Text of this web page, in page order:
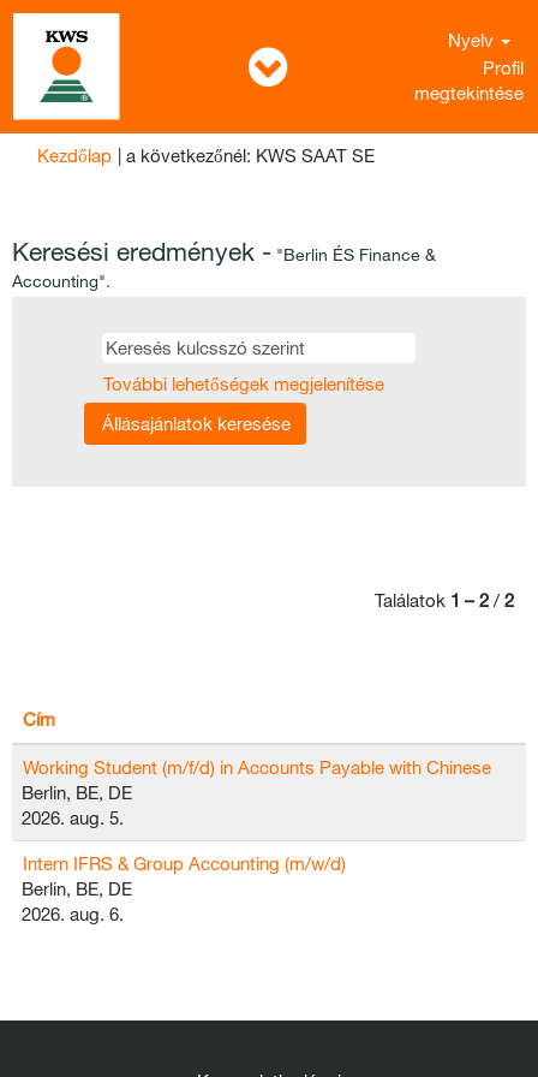
Nyelv
Profil
megtekintése
Kezdőlap | a következőnél: KWS SAAT SE(aktuális
Keresési eredmények - "Berlin ÉS Finance &
Accounting".
További lehetőségek megjelenítése
Találatok 1 – 2 / 2
Cím
Working Student (m/f/d) in Accounts Payable with Chinese
Berlin, BE, DE
2026. aug. 5.
Intern IFRS & Group Accounting (m/w/d)
Berlin, BE, DE
2026. aug. 6.